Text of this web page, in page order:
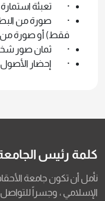
· تعبئة استمارة
· صورة من
فقط) أو صورة من
· ثمان صور
· إحضار الأصول
كلمة رئيس
نأمل أن تكون جامعة
الإسلامي ، وجسراً